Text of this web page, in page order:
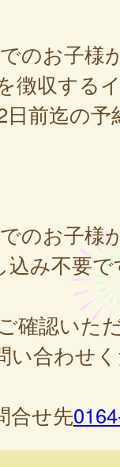
のお子様
徴収する
前迄の予
のお子様
込み不要で
確認いた
い合わせ
合せ先